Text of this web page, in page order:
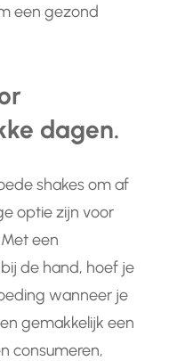
een gezond
dagen.
shakes om af
optie zijn voor
een
de hand, hoef je
wanneer je
gemakkelijk een
consumeren,